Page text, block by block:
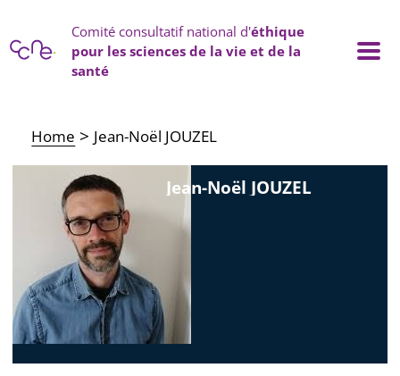
Comité consultatif national d'éthique
pour les sciences de la vie et de la
santé
Home Jean-Noël JOUZEL
Jean-Noël JOUZEL